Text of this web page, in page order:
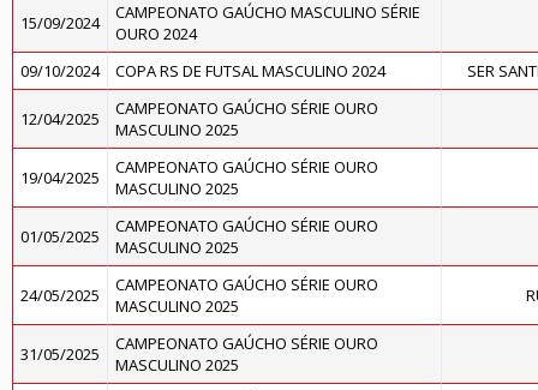
15/09/2024
CAMPEONATO GAÚCHO MASCULINO SÉRIE
OURO 2024
09/10/2024
COPA RS DE FUTSAL MASCULINO 2024 SER
12/04/2025
CAMPEONATO GAÚCHO SÉRIE OURO
MASCULINO 2025
19/04/2025
CAMPEONATO GAÚCHO SÉRIE OURO
MASCULINO 2025
01/05/2025
CAMPEONATO GAÚCHO SÉRIE OURO
MASCULINO 2025
24/05/2025
CAMPEONATO GAÚCHO SÉRIE OURO
MASCULINO 2025
31/05/2025
CAMPEONATO GAÚCHO SÉRIE OURO
MASCULINO 2025